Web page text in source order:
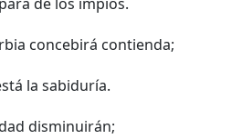
concebirá contienda;
la sabiduría.
disminuirán;